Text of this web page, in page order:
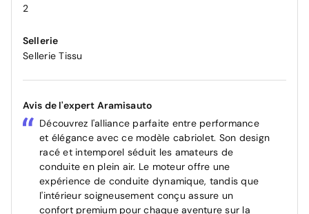
2
Sellerie
Sellerie Tissu
Avis de l'expert Aramisauto
Découvrez l'alliance parfaite entre performance
et élégance avec ce modèle cabriolet. Son design
racé et intemporel séduit les amateurs de
conduite en plein air. Le moteur offre une
expérience de conduite dynamique, tandis que
l'intérieur soigneusement conçu assure un
confort premium pour chaque aventure sur la